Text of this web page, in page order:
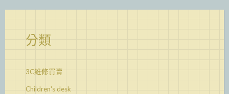
分類
3C維修買賣
Children's desk